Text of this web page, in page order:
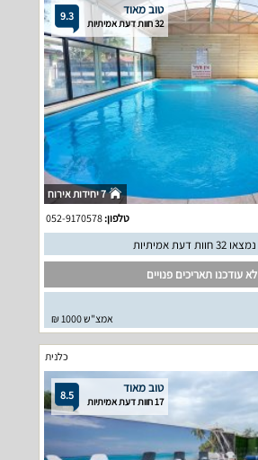
9.3 טוב מאוד
32 חוות דעת אמיתיות
7 יחידות אירוח
טלפון:052-9170578
נמצאו 32 חוות דעת אמיתיות
לא עודכנו תאריכים פנויים
אמצ"ש 1000 ₪
כלנית
8.5 טוב מאוד
17 חוות דעת אמיתיות